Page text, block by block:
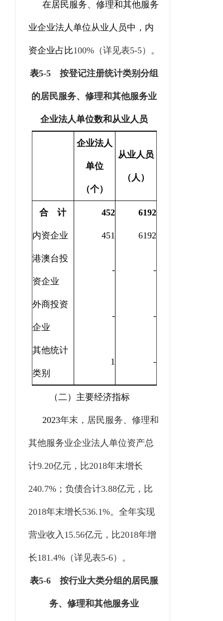
在居民服务、修理和其他服务
业企业法人单位从业人员中，内
资企业占比100% （详见表5-5）。
表5-5 按登记注册统计类别分组
的居民服务、修理和其他服务业
企业法人单位数和从业人员
企业法人
单位
（个）
从业人员
（人）
合 计 452 6192
内资企业 451 6192
港澳台投
资企业
- -
外商投资
企业
- -
其他统计
类别
1 -
（二）主要经济指标
2023年末，居民服务、修理和
其他服务业企业法人单位资产总
计9.20亿元，比2018年末增长
240.7% ；负债合计3.88亿元，比
2018年末增长536.1%。全年实现
营业收入 15.56亿元，比2018年增
长181.4% （详见表5-6）。
表5-6 按行业大类分组的居民服
务、修理和其他服务业